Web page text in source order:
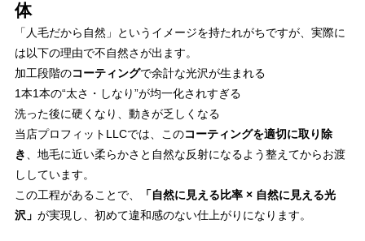
体
「人毛だから自然」というイメージを持たれがちですが、実際に
は以下の理由で不自然さが出ます。
加工段階のコーティングで余計な光沢が生まれる
1本1本の“太さ・しなり”が均一化されすぎる
洗った後に硬くなり、動きが乏しくなる
当店プロフィットLLCでは、このコーティングを適切に取り除
き、地毛に近い柔らかさと自然な反射になるよう整えてからお渡
ししています。
この工程があることで、
「自然に見える比率 × 自然に見える光
沢」 が実現し、初めて違和感のない仕上がりになります。